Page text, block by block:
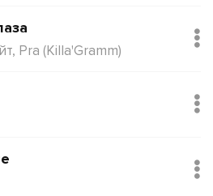
Pra (Killa'Gramm)